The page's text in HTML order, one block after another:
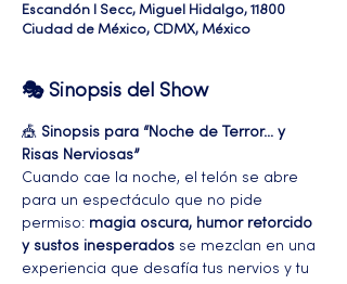
Escandón I Secc, Miguel Hidalgo, 11800
Ciudad de México, CDMX, México
🎭 Sinopsis del Show
🎪 Sinopsis para “Noche de Terror… y
Risas Nerviosas”
Cuando cae la noche, el telón se abre
para un espectáculo que no pide
permiso: magia oscura, humor retorcido
y sustos inesperados se mezclan en una
experiencia que desafía tus nervios y tu